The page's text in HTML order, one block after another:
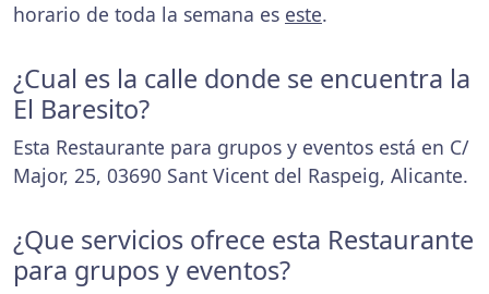
horario de toda la semana es este.
¿Cual es la calle donde se encuentra la
El Baresito?
Esta Restaurante para grupos y eventos está en C/
Major, 25, 03690 Sant Vicent del Raspeig, Alicante.
¿Que servicios ofrece esta Restaurante
para grupos y eventos?